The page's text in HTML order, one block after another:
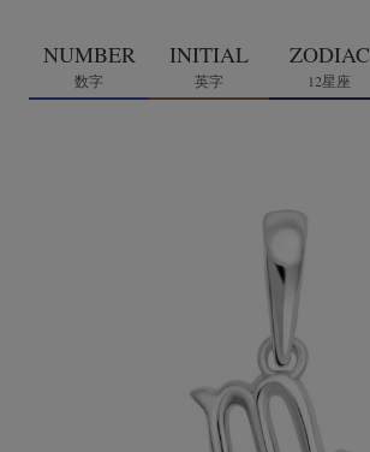
NUMBER
数字
INITIAL
英字
ZODIAC
12星座